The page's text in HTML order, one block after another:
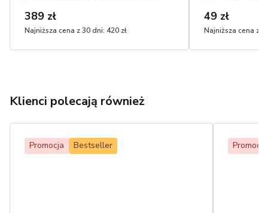
389 zł
Najniższa cena z 30 dni: 420 zł
49 zł
Najniższa cena z
Klienci polecają również
Promocja Bestseller Promocja